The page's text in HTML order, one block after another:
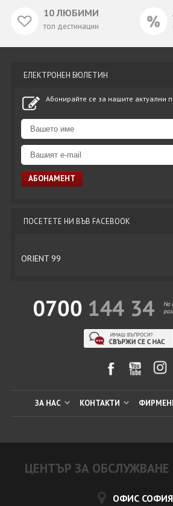
10 ЛЮБИМИ
топ дестинации
ЕЛЕКТРОНЕН БЮЛЕТИН
Абонирайте се за нашите актуални
ПОСЕТЕТЕ НИ ВЪВ FACEBOOK
ORIENT 99
ЗА НАС КОНТАКТИ
ЦЕНТЪР ЗА
ОФИС СОФИЯ